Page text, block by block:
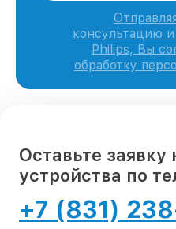
консультацию
Philips, Вы
обработку
Оставьте
устройства по
+7 (831)